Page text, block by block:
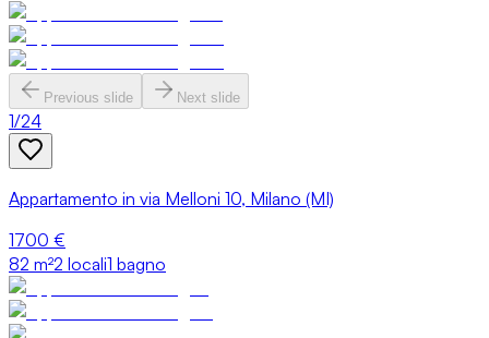
Previous slide Next slide
1/24
Appartamento in via Melloni 10, Milano (MI)
1700 €
82 m²2 locali1 bagno